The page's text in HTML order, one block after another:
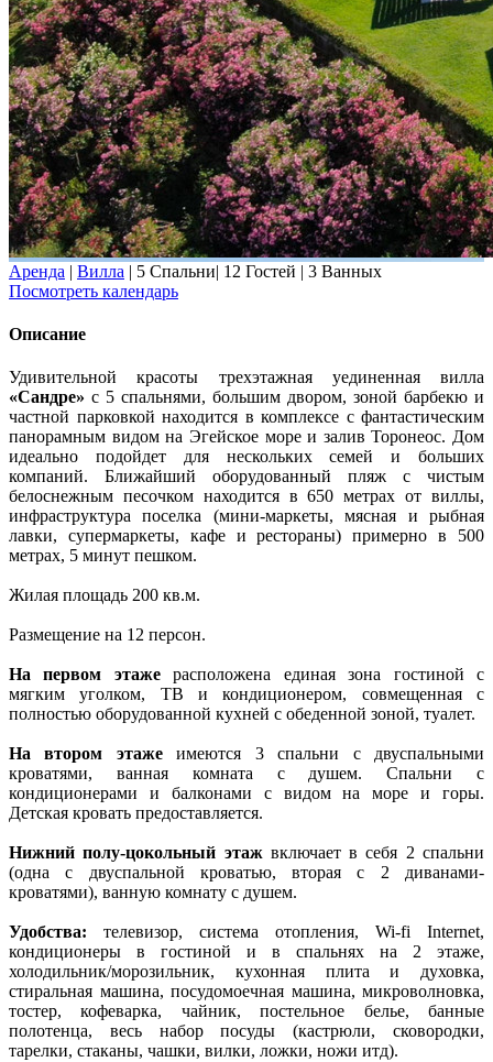
Аренда | Вилла | 5 Спальни| 12 Гостей | 3 Ванных
Посмотреть календарь
Описание
Удивительной красоты трехэтажная уединенная вилла
«Сандре» с 5 спальнями, большим двором, зоной барбекю и
частной парковкой находится в комплексе с фантастическим
панорамным видом на Эгейское море и залив Торонеос. Дом
идеально подойдет для нескольких семей и больших
компаний. Ближайший оборудованный пляж с чистым
белоснежным песочком находится в 650 метрах от виллы,
инфраструктура поселка (мини-маркеты, мясная и рыбная
лавки, супермаркеты, кафе и рестораны) примерно в 500
метрах, 5 минут пешком.
Жилая площадь 200 кв.м.
Размещение на 12 персон.
На первом этажерасположена единая зона гостиной с
мягким уголком, ТВ и кондиционером, совмещенная с
полностью оборудованной кухней с обеденной зоной, туалет.
На втором этажеимеются 3 спальни с двуспальными
кроватями, ванная комната с душем. Спальни с
кондиционерами и балконами с видом на море и горы.
Детская кровать предоставляется.
Нижний полу-цокольный этажвключает в себя 2 спальни
(одна с двуспальной кроватью, вторая с 2 диванами-
кроватями), ванную комнату с душем.
Удобства: телевизор, система отопления, Wi-fi Internet,
кондиционеры в гостиной и в спальнях на 2 этаже,
холодильник/морозильник, кухонная плита и духовка,
стиральная машина, посудомоечная машина, микроволновка,
тостер, кофеварка, чайник, постельное белье, банные
полотенца, весь набор посуды (кастрюли, сковородки,
тарелки, стаканы, чашки, вилки, ложки, ножи итд).